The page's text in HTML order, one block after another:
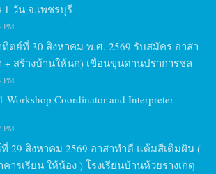
1 วัน จ.เพชรบุรี
PM
ตย์ที่ 30 สิงหาคม พ.ศ. 2569 รับสมัคร อาสา
+ สร้างบ้านให้นก) เขื่อนขุนด่านปราการชล
PM
Workshop Coordinator and Interpreter –
PM
ที่ 29 สิงหาคม 2569 อาสาทำดี แต้มสีเติมฝัน (
รเรียน ให้น้อง ) โรงเรียนบ้านห้วยรางเกตุ